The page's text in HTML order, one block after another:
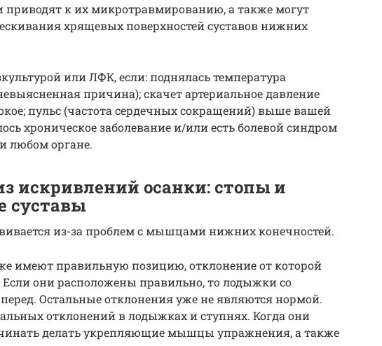
приводят к их микротравмированию, а также могут
хрящевых поверхностей суставов нижних
или ЛФК, если: поднялась температура
причина); скачет артериальное давление
пульс (частота сердечных сокращений) выше вашей
хроническое заболевание и/или есть болевой синдром
любом органе.
искривлений осанки: стопы и
суставы
из-за проблем с мышцами нижних конечностей.
имеют правильную позицию, отклонение от которой
Если они расположены правильно, то лодыжки со
Остальные отклонения уже не являются нормой.
отклонений в лодыжках и ступнях. Когда они
делать укрепляющие мышцы упражнения, а также